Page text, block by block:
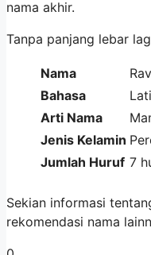
nama akhir.
Tanpa panjang lebar
Nama
Bahasa
Arti Nama
Jenis Kelamin
Jumlah Huruf 7
Sekian informasi
rekomendasi nama